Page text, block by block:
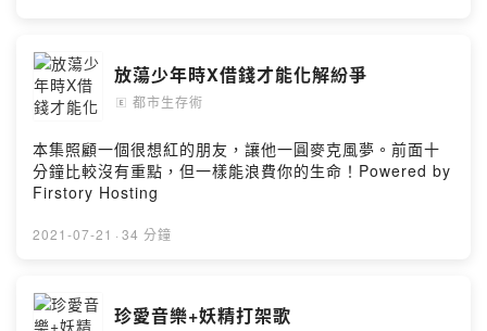
放蕩少年時X借錢才能化解紛爭
🄴 都市生存術
本集照顧一個很想紅的朋友，讓他一圓麥克風夢。前面十
分鐘比較沒有重點，但一樣能浪費你的生命！Powered by
Firstory Hosting
2021-07-21 · 34 分鐘
珍愛音樂+妖精打架歌